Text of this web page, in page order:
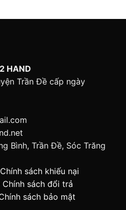
HAND
Trần Đề cấp ngày
Bình, Trần Đề, Sóc Trăng
Chính sách khiếu nại
Chính sách đổi trả
sách bảo mật